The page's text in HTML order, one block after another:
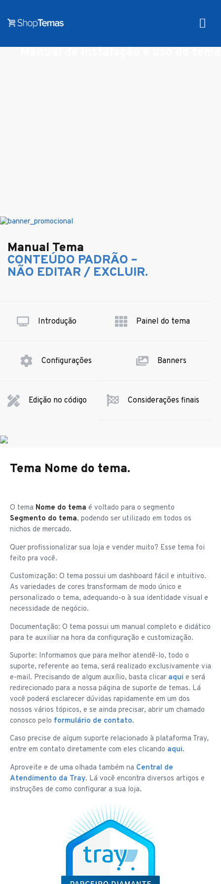
Manual Tema
CONTEÚDO PADRÃO –
NÃO EDITAR / EXCLUIR.
Introdução Painel do tema
Configurações Banners
Edição no código Considerações finais
Tema Nome do tema.
O tema Nome do tema é voltado para o segmento
Segmento do tema, podendo ser utilizado em todos os
nichos de mercado.
Quer profissionalizar sua loja e vender muito? Esse tema foi
feito pra você.
Customização: O tema possui um dashboard fácil e intuitivo.
As variedades de cores transformam de modo único e
personalizado o tema, adequando-o à sua identidade visual e
necessidade de negócio.
Documentação: O tema possui um manual completo e didático
para te auxiliar na hora da configuração e customização.
Suporte: Informamos que para melhor atendê-lo, todo o
suporte, referente ao tema, será realizado exclusivamente via
e-mail. Precisando de algum auxílio, basta clicar aqui e será
redirecionado para a nossa página de suporte de temas. Lá
você poderá esclarecer dúvidas rapidamente em um dos
nossos vários tópicos, e se ainda precisar, abrir um chamado
conosco pelo formulário de contato.
Caso precise de algum suporte relacionado à plataforma Tray,
entre em contato diretamente com eles clicando aqui.
Aproveite e de uma olhada também na Central de
Atendimento da Tray. Lá você encontra diversos artigos e
instruções de como configurar a sua loja.